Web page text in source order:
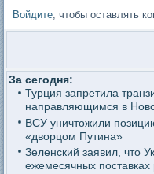
Войдите, чтобы оставлять
За сегодня:
Турция запретила
направляющимся в
ВСУ уничтожили
«дворцом Путина»
Зеленский заявил, что
ежемесячных поставках